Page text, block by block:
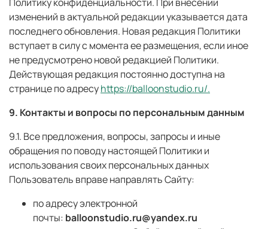
изменений в актуальной редакции указывается дата
последнего обновления. Новая редакция Политики
вступает в силу с момента ее размещения, если иное
не предусмотрено новой редакцией Политики.
Действующая редакция постоянно доступна на
странице по адресуhttps://balloonstudio.ru/.
9. Контакты и вопросы по персональным данным
9.1. Все предложения, вопросы, запросы и иные
обращения по поводу настоящей Политики и
использования своих персональных данных
Пользователь вправе направлять Сайту:
по адресу электронной
почты: balloonstudio.ru@yandex.ru